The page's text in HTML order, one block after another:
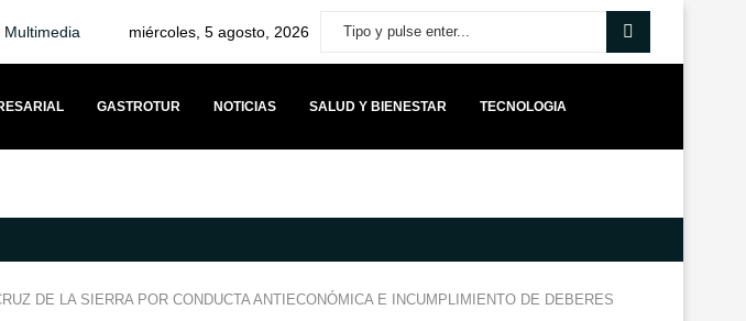
miércoles, 5 agosto, 2026
GASTROTUR NOTICIAS SALUD Y BIENESTAR TECNOLOGIA
DE LA SIERRA POR CONDUCTA ANTIECONÓMICA E INCUMPLIMIENTO DE DEBERES